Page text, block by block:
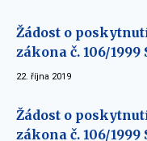
Žádost o
zákona č. 106/1999
22. října 2019
Žádost o
zákona č. 106/1999